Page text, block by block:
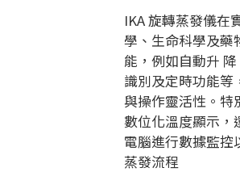
IKA 旋轉蒸發儀在
學、⽣命科學及藥
能，例如⾃動升
識別及定時功能等
與操作靈活性。特
數位化溫度顯示，
電腦進⾏數據監控
蒸發流程